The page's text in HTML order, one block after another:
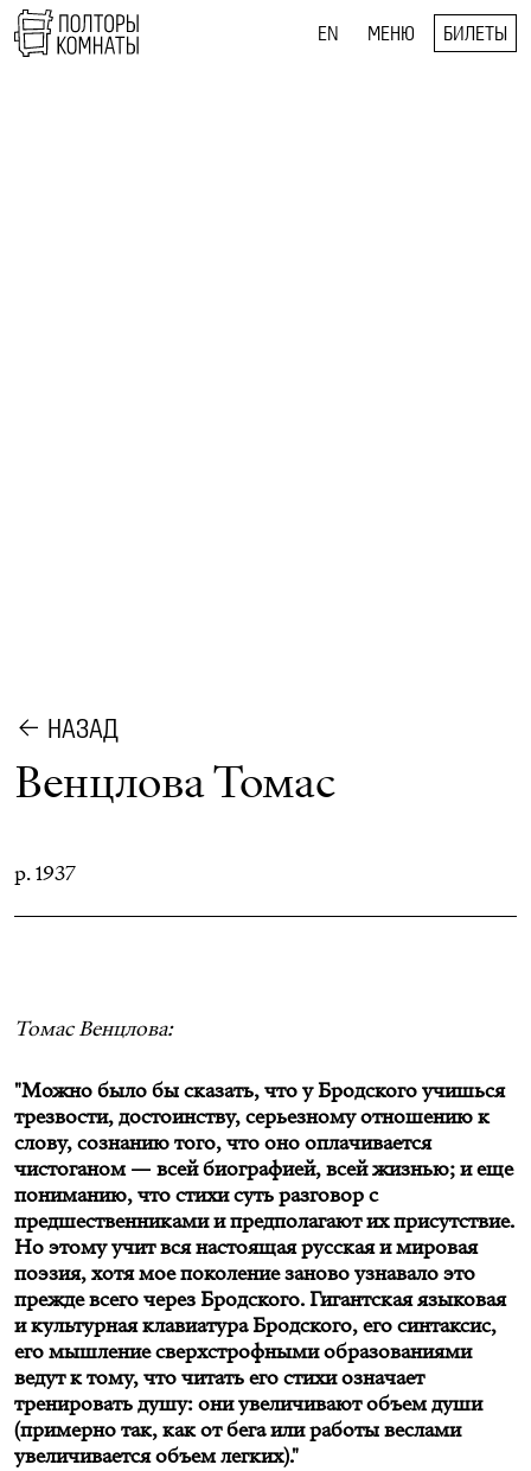
EN МЕНЮ БИЛЕТЫ
НАЗАД
Венцлова Томас
р. 1937
Томас Венцлова:
"Можно было бы сказать, что у Бродского учишься
трезвости, достоинству, серьезному отношению к
слову, сознанию того, что оно оплачивается
чистоганом — всей биографией, всей жизнью; и еще
пониманию, что стихи суть разговор с
предшественниками и предполагают их присутствие.
Но этому учит вся настоящая русская и мировая
поэзия, хотя мое поколение заново узнавало это
прежде всего через Бродского. Гигантская языковая
и культурная клавиатура Бродского, его синтаксис,
его мышление сверхстрофными образованиями
ведут к тому, что читать его стихи означает
тренировать душу: они увеличивают объем души
(примерно так, как от бега или работы веслами
увеличивается объем легких)."